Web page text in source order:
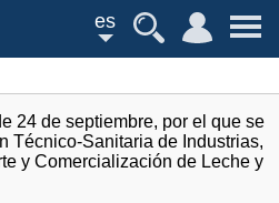
es
24 de septiembre, por el que se
Técnico-Sanitaria de Industrias,
y Comercialización de Leche y